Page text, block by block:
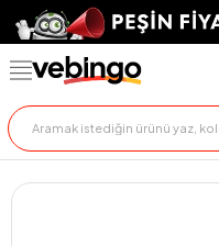
Genel Bakış Ürün Açıklaması